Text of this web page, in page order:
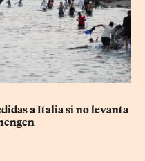
a Italia si no levanta